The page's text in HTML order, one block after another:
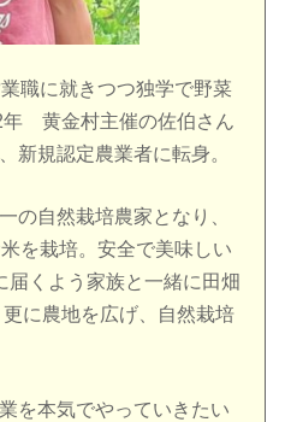
職に就きつつ独学で野菜
年 黄金村主催の佐伯さん
新規認定農業者に転身。
の自然栽培農家となり、
を栽培。安全で美味しい
届くよう家族と一緒に田畑
に農地を広げ、自然栽培
を本気でやっていきたい